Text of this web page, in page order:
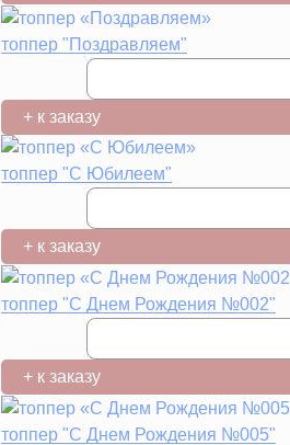
топпер "Поздравляем"
+ к заказу
топпер "С Юбилеем"
+ к заказу
топпер "С Днем Рождения №002"
+ к заказу
топпер "С Днем Рождения №005"